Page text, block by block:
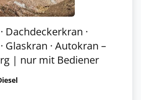
Dachdeckerkran ·
Glaskran · Autokran –
| nur mit Bediener